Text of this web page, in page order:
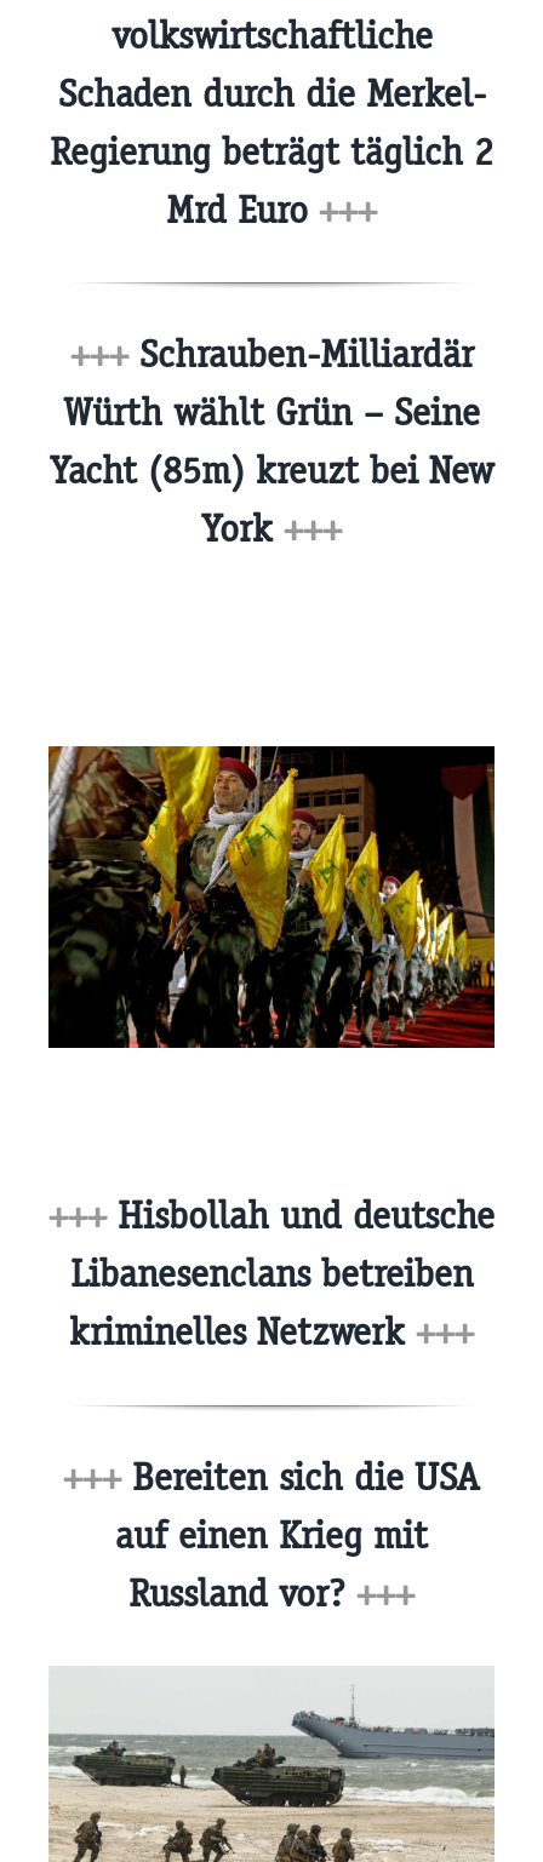
volkswirtschaftliche
Schaden durch die Merkel-
Regierung beträgt täglich 2
Mrd Euro +++
+++Schrauben-Milliardär
Würth wählt Grün – Seine
Yacht (85m) kreuzt bei New
York +++
+++Hisbollah und deutsche
Libanesenclans betreiben
kriminelles Netzwerk +++
+++Bereiten sich die USA
auf einen Krieg mit
Russland vor? +++